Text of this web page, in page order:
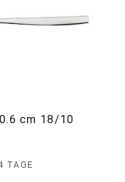
cm 18/10
TAGE